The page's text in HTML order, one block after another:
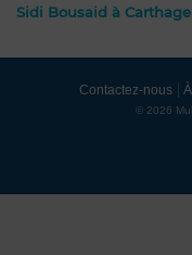
Sidi Bousaid à Carthage
Contactez-nous
© 2026